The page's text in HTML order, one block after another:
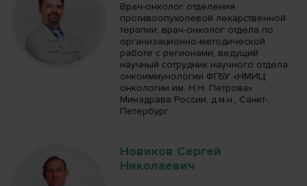
Врач-онколог отделения
противоопухолевой лекарственной
терапии, врач-онколог отдела по
организационно-методической
работе с регионами, ведущий
научный сотрудник научного отдела
онкоиммунологии ФГБУ «НМИЦ
онкологии им. Н.Н. Петрова»
Минздрава России, д.м.н., Санкт-
Петербург
Новиков Сергей
Николаевич